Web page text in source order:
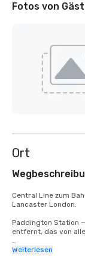
Fotos von
Ort
Central Line zum
Lancaster London.
Paddington Station
entfernt, das von
Heathrow Express
Weiterlesen